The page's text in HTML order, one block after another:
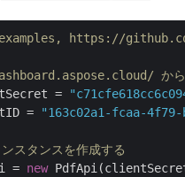
https://
からク
=
= "163c02a1-fcaa-4f79-
スタンスを作成する
= new